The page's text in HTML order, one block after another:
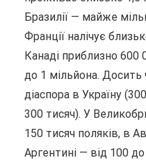
Бразилії — майже
Франції налічує
Канаді приблизно 600
до 1 мільйона.
діаспора в Україну
300 тисяч). У
150 тисяч поляків, в
Аргентині — від 100 до